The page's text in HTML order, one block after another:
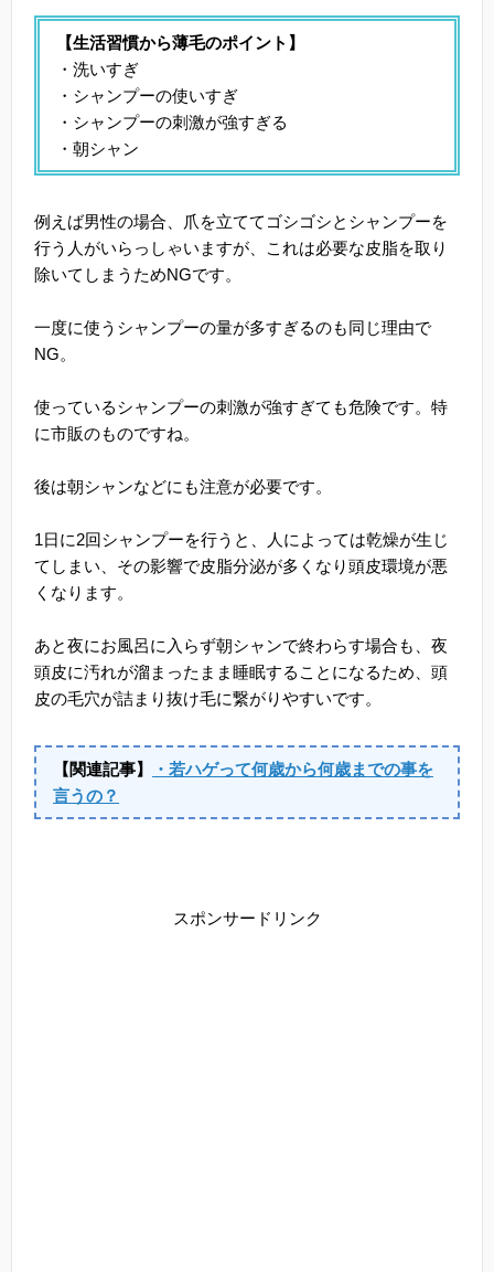
【生活習慣から薄毛のポイント】
・洗いすぎ
・シャンプーの使いすぎ
・シャンプーの刺激が強すぎる
・朝シャン
例えば男性の場合、爪を立ててゴシゴシとシャンプーを
行う人がいらっしゃいますが、これは必要な皮脂を取り
除いてしまうためNGです。
一度に使うシャンプーの量が多すぎるのも同じ理由で
NG。
使っているシャンプーの刺激が強すぎても危険です。特
に市販のものですね。
後は朝シャンなどにも注意が必要です。
1日に2回シャンプーを行うと、人によっては乾燥が生じ
てしまい、その影響で皮脂分泌が多くなり頭皮環境が悪
くなります。
あと夜にお風呂に入らず朝シャンで終わらす場合も、夜
頭皮に汚れが溜まったまま睡眠することになるため、頭
皮の毛穴が詰まり抜け毛に繋がりやすいです。
【関連記事】
・若ハゲって何歳から何歳までの事を
言うの？
スポンサードリンク